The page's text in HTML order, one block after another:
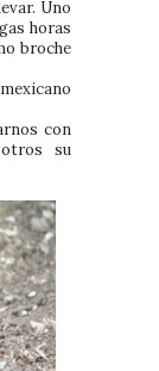
Uno
horas
broche
con
su